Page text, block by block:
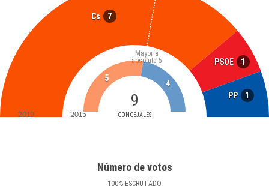
Cs 7
PSOE 1
PP 1
9
CONCEJALES
Mayoría
absoluta 5
5
4
2019 2015
Número de votos
100% ESCRUTADO